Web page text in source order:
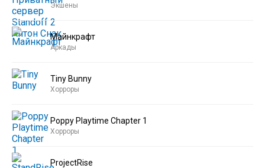
Экшены
Майнкрафт
Аркады
Tiny Bunny
Хорроры
Poppy Playtime Chapter 1
Хорроры
ProjectRise